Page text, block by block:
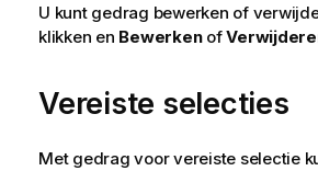
U kunt gedrag bewerken of
klikken en Bewerkenof
Vereiste selecties
Met gedrag voor vereiste selectie